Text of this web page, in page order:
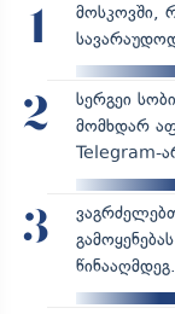
1
მოსკოვში,
2
სერგეი
მომხდარ
Telegram-
3